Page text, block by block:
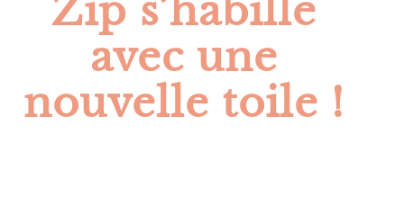
Zip s’habille
avec une
nouvelle toile !